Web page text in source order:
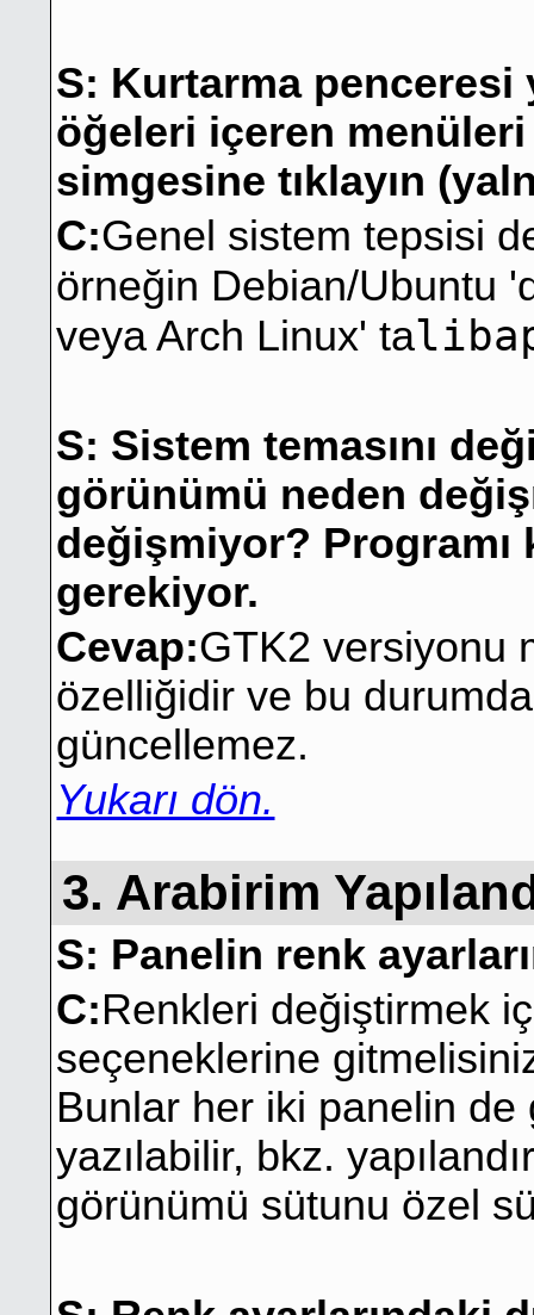
S: Kurtarma penceresi
öğeleri içeren
simgesine tıklayın
C:Genel sistem tepsisi
örneğin Debian/Ubuntu
veya Arch Linux' ta
S: Sistem temasını
görünümü neden
değişmiyor? Programı
gerekiyor.
Cevap:GTK2 versiyonu
özelliğidir ve bu
güncellemez.
Yukarı dön.
3. Arabirim
S: Panelin renk
C:Renkleri değiştirmek
seçeneklerine
Bunlar her iki panelin de
yazılabilir, bkz.
görünümü sütunu özel